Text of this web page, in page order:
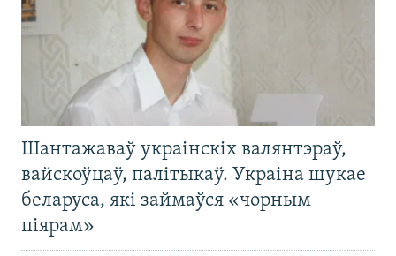
Шантажаваў украінскіх валянтэраў,
вайскоўцаў, палітыкаў. Украіна шукае
беларуса, які займаўся «чорным
піярам»